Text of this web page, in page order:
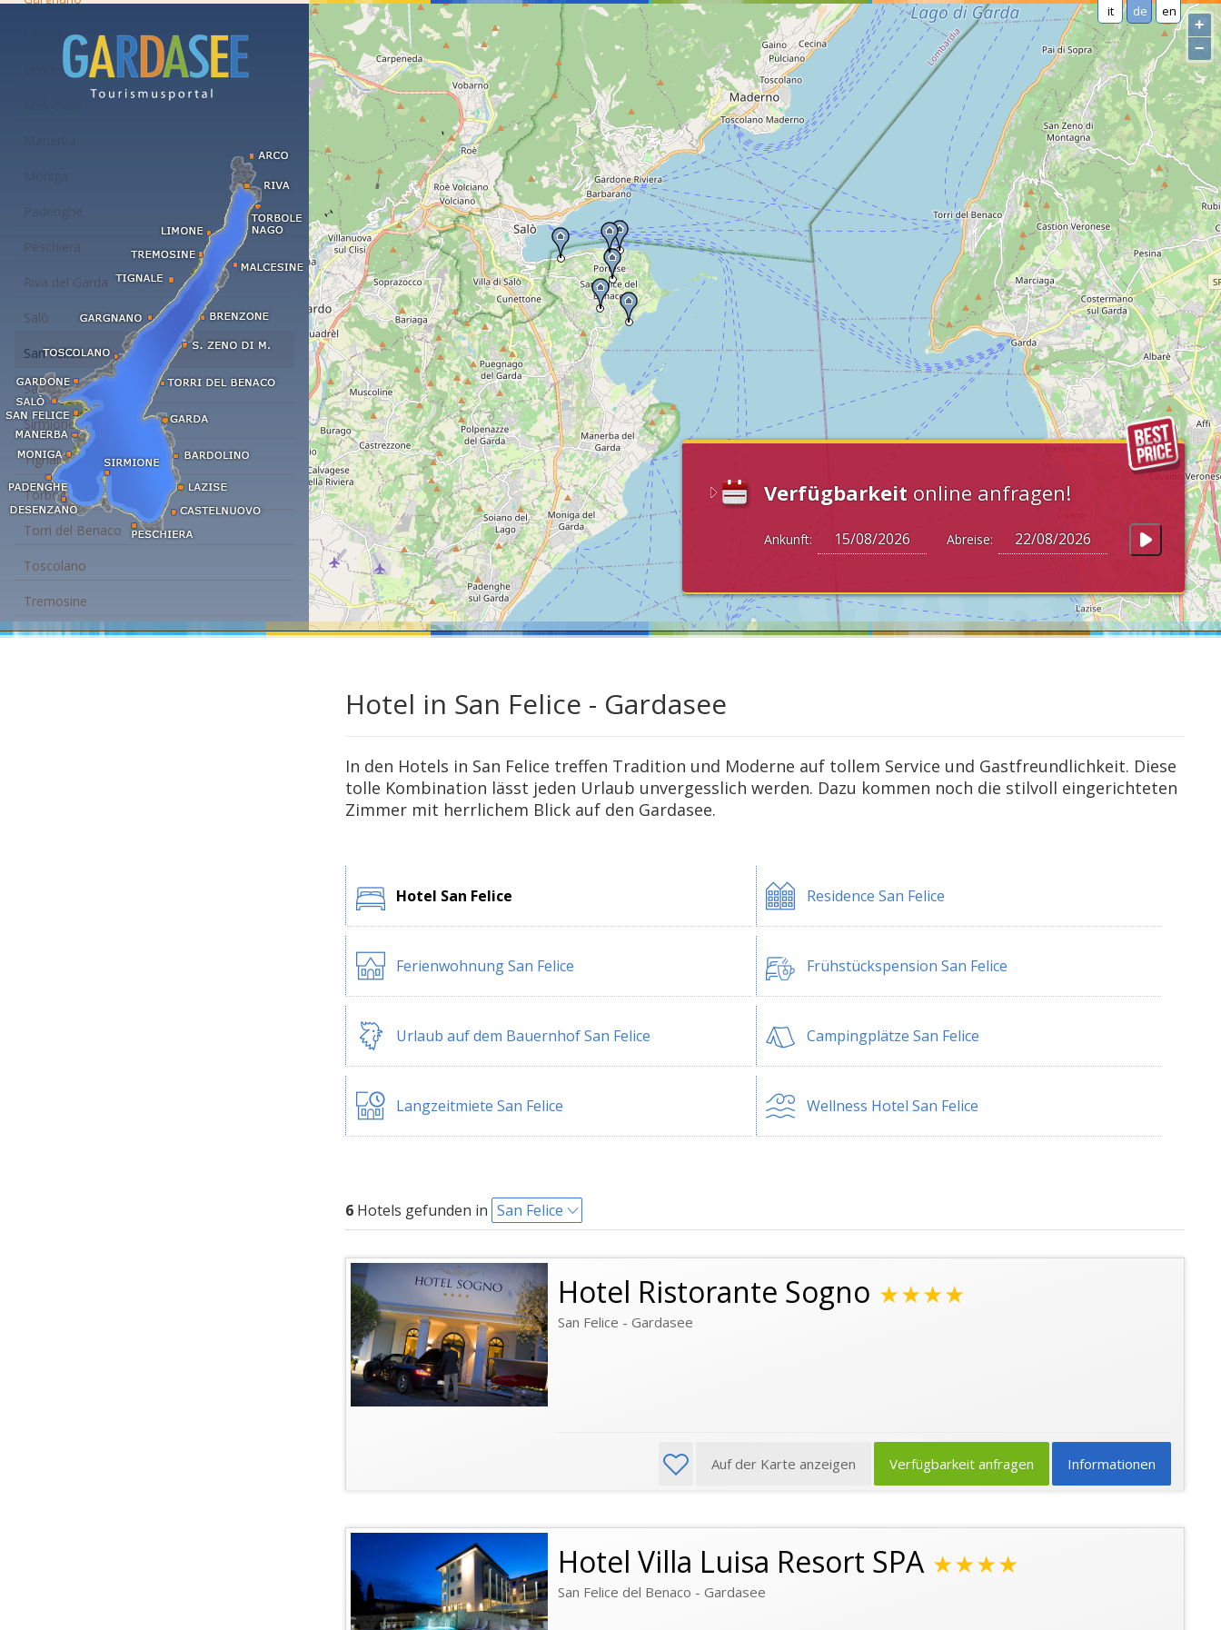
it de en
Verfügbarkeit online anfragen!
Ankunft: Abreise:
+
−
Limone
Padenghe
Peschiera
Riva del Garda
Salò
San Felice
San Zeno di Montagna
Sirmione
Tignale
Torbole - Nago
Torri del Benaco
Toscolano
Tremosine
Hotel in San Felice - Gardasee
In den Hotels in San Felice treffen Tradition und Moderne auf tollem Service und Gastfreundlichkeit. Diese
tolle Kombination lässt jeden Urlaub unvergesslich werden. Dazu kommen noch die stilvoll eingerichteten
Zimmer mit herrlichem Blick auf den Gardasee.
Hotel San Felice Residence San Felice
Ferienwohnung San Felice Frühstückspension San Felice
Urlaub auf dem Bauernhof San Felice Campingplätze San Felice
Langzeitmiete San Felice Wellness Hotel San Felice
6 Hotels gefunden in San Felice
Hotel Ristorante Sogno ★★★★
San Felice - Gardasee
Informationen
Verfügbarkeit anfragen
Auf der Karte anzeigen
Hotel Villa Luisa Resort SPA ★★★★
San Felice del Benaco - Gardasee